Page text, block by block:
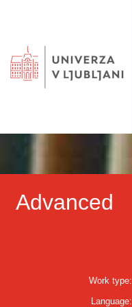
Advanced
Work type:
Language: